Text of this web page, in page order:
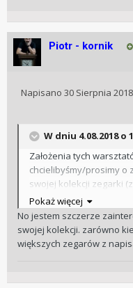
Piotr - kornik
Napisano 30 Sierpnia 2018
W dniu 4.08.2018 o
Założenia tych
chcielibyśmy/prosimy o
swojej kolekcji zegarki
polonikami. To
napisami na tarczy
Jeznacki... Jeśli ktoś z
bardzo chętnie
warsztatów. Zgłoszenia
Pokaż więcej
No jestem szczerze
swojej kolekcji. zarówno
większych zegarów z